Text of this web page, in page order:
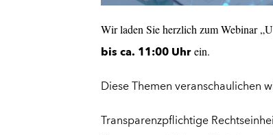
Wir laden Sie herzlich zum Webinar
bis ca. 11:00 Uhrein.
Diese Themen veranschaulichen
Transparenzpflichtige